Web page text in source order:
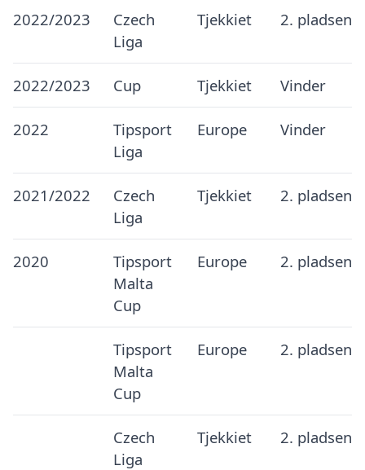
2022/2023
Czech
Liga
Tjekkiet 2. pladsen
2022/2023 Cup Tjekkiet Vinder
2022
Tipsport
Liga
Europe Vinder
2021/2022
Czech
Liga
Tjekkiet 2. pladsen
2020
Tipsport
Malta
Cup
Europe 2. pladsen
Tipsport
Malta
Cup
Europe 2. pladsen
Czech
Liga
Tjekkiet 2. pladsen